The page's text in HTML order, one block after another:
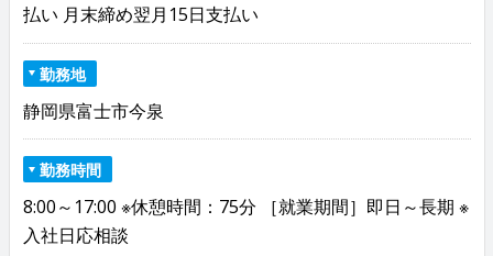
払い 月末締め翌月15日支払い
勤務地
静岡県富士市今泉
勤務時間
8:00～17:00 ※休憩時間：75分 ［就業期間］即日～長期 ※
入社日応相談